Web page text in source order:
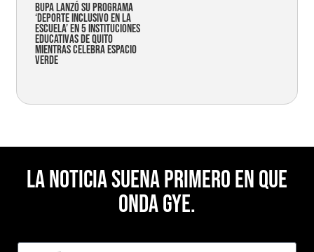
Bupa lanzó su programa
‘Deporte Inclusivo en la
Escuela’ en 5 instituciones
educativas de Quito
mientras celebra espacio
verde
La noticia suena primero en Que
Onda Gye.